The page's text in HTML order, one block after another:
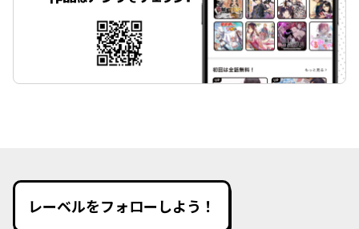
レーベルをフォローしよう！